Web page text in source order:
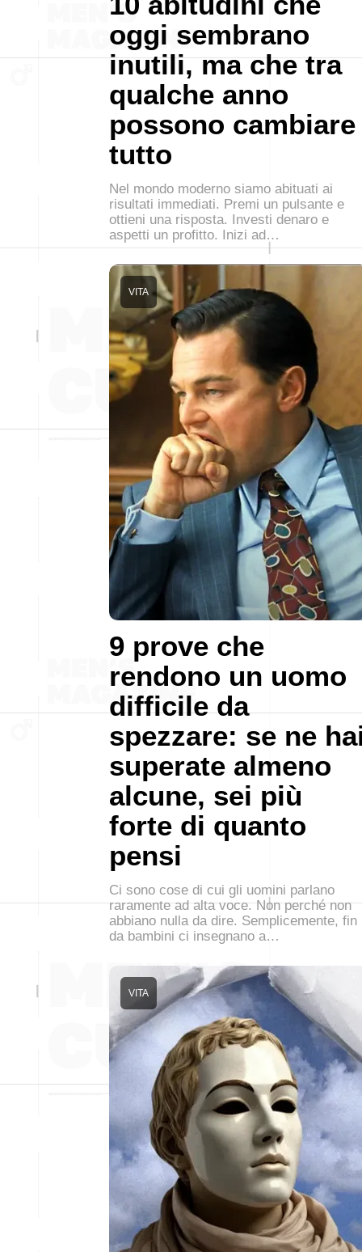
oggi sembrano
inutili, ma che tra
qualche anno
possono cambiare
tutto
Nel mondo moderno siamo abituati ai
risultati immediati. Premi un pulsante e
ottieni una risposta. Investi denaro e
aspetti un profitto. Inizi ad…
9 prove che
rendono un uomo
difficile da
spezzare: se ne
superate almeno
alcune, sei più
forte di quanto
pensi
VITA
Ci sono cose di cui gli uomini parlano
raramente ad alta voce. Non perché non
abbiano nulla da dire. Semplicemente, fin
da bambini ci insegnano a…
VITA